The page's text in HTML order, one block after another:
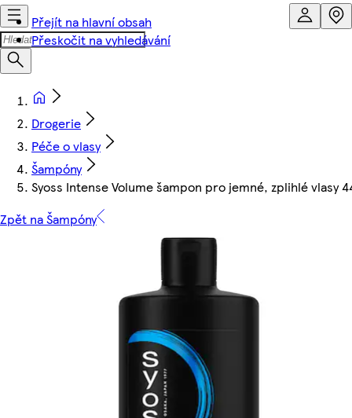
Přejít na hlavní obsah
Přeskočit na vyhledávání
Drogerie
Péče o vlasy
Šampóny
Syoss Intense Volume šampon pro jemné, zplihlé vlasy
Zpět na Šampóny